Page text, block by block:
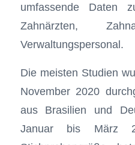
umfassende Daten
Zahnärzten,
Verwaltungspersonal.
Die meisten Studien
November 2020
aus Brasilien und
Januar bis März